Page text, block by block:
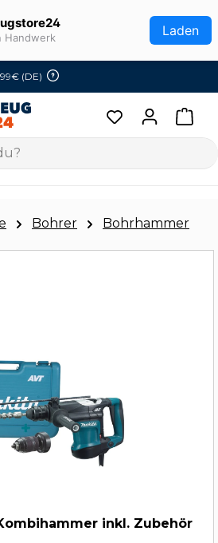
Handwerk Laden
ab 99€ (DE)
Bohrer Bohrhammer
inkl. Zubehör